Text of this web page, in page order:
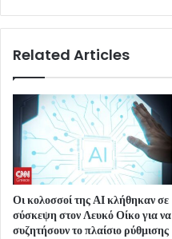
Related Articles
Οι κολοσσοί της ΑΙ κλήθηκαν σε
σύσκεψη στον Λευκό Οίκο για να
συζητήσουν το πλαίσιο ρύθμισης